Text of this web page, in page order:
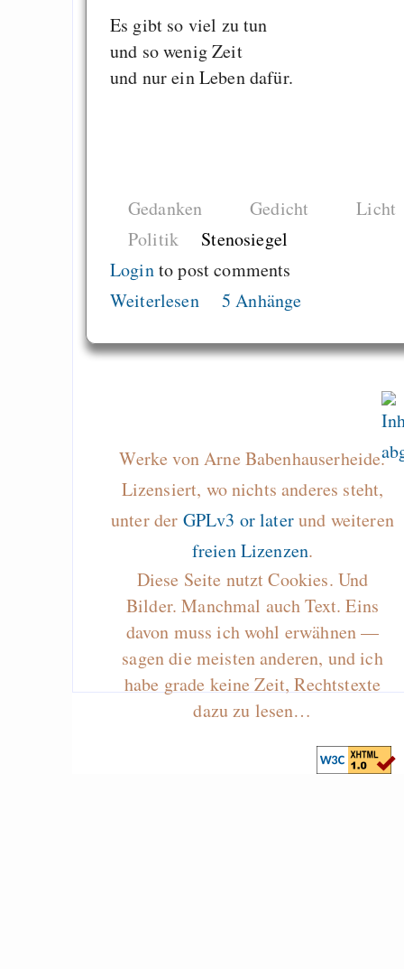
Es gibt so viel zu tun
und so wenig Zeit
und nur ein Leben dafür.
Gedanken Gedicht
Licht
Politik
Stenosiegel
Loginto post comments
Weiterlesen
5 Anhänge
Werke von Arne Babenhauserheide.
Lizensiert, wo nichts anderes steht,
unter der GPLv3 or laterund weiteren
freien Lizenzen.
Diese Seite nutzt Cookies. Und
Bilder. Manchmal auch Text. Eins
davon muss ich wohl erwähnen —
sagen die meisten anderen, und ich
habe grade keine Zeit, Rechtstexte
dazu zu lesen…